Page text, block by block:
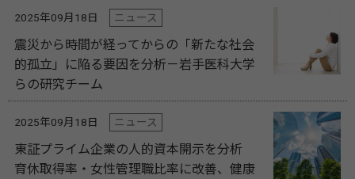
2025年09月18日 ニュース
震災から時間が経ってからの「新たな社会
的孤立」に陥る要因を分析－岩手医科大学
らの研究チーム
2025年09月18日 ニュース
東証プライム企業の人的資本開示を分析
育休取得率・女性管理職比率に改善、健康